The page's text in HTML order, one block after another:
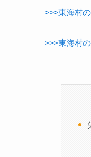
>>>東海村
>>>東海村